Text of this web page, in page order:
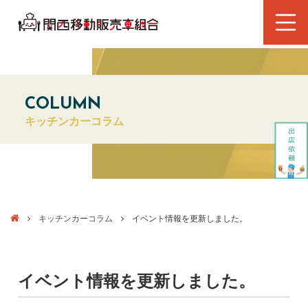
COLUMN
キッチンカーコラム
キッチンカーコラム イベント情報を更新しました。
イベント情報を更新しました。